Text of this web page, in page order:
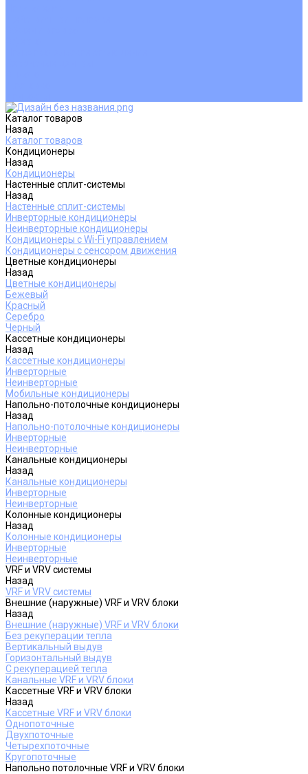
Каталог товаров
Назад
Каталог товаров
Кондиционеры
Назад
Кондиционеры
Настенные сплит-системы
Назад
Настенные сплит-системы
Инверторные кондиционеры
Неинверторные кондиционеры
Кондиционеры с Wi-Fi управлением
Кондиционеры с сенсором движения
Цветные кондиционеры
Назад
Цветные кондиционеры
Бежевый
Красный
Серебро
Черный
Кассетные кондиционеры
Назад
Кассетные кондиционеры
Инверторные
Неинверторные
Мобильные кондиционеры
Напольно-потолочные кондиционеры
Назад
Напольно-потолочные кондиционеры
Инверторные
Неинверторные
Канальные кондиционеры
Назад
Канальные кондиционеры
Инверторные
Неинверторные
Колонные кондиционеры
Назад
Колонные кондиционеры
Инверторные
Неинверторные
VRF и VRV системы
Назад
VRF и VRV системы
Внешние (наружные) VRF и VRV блоки
Назад
Внешние (наружные) VRF и VRV блоки
Без рекуперации тепла
Вертикальный выдув
Горизонтальный выдув
С рекуперацией тепла
Канальные VRF и VRV блоки
Кассетные VRF и VRV блоки
Назад
Кассетные VRF и VRV блоки
Однопоточные
Двухпоточные
Четырехпоточные
Кругопоточные
Напольно потолочные VRF и VRV блоки